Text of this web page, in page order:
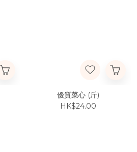
優質菜心 (斤)
HK$24.00